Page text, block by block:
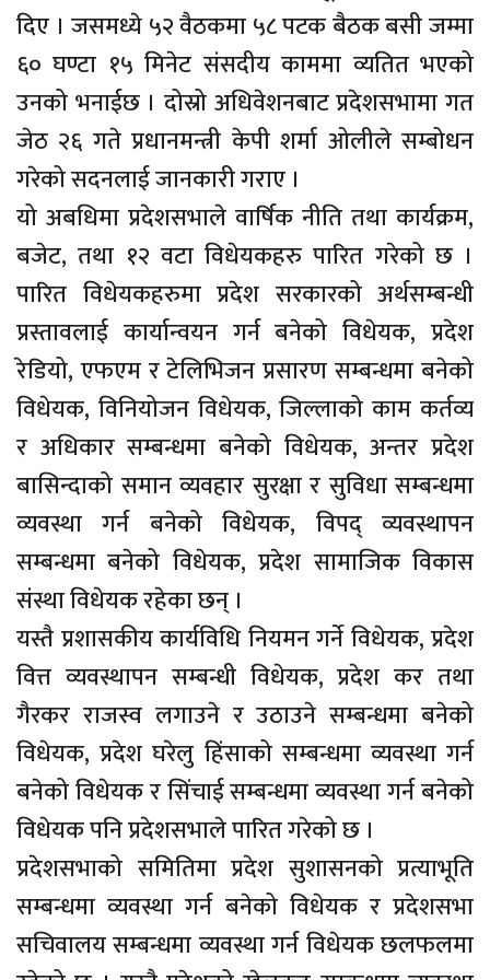
दिए । जसमध्ये ५२ वैठकमा ५८ पटक बैठक बसी जम्मा
६० घण्टा १५ मिनेट संसदीय काममा व्यतित भएको
उनको भनाईछ । दोस्रो अधिवेशनबाट प्रदेशसभामा गत
जेठ २६ गते प्रधानमन्त्री केपी शर्मा ओलीले सम्बोधन
गरेको सदनलाई जानकारी गराए ।
यो अबधिमा प्रदेशसभाले वार्षिक नीति तथा कार्यक्रम,
बजेट, तथा १२ वटा विधेयकहरु पारित गरेको छ ।
पारित विधेयकहरुमा प्रदेश सरकारको अर्थसम्बन्धी
प्रस्तावलाई कार्यान्वयन गर्न बनेको विधेयक, प्रदेश
रेडियो, एफएम र टेलिभिजन प्रसारण सम्बन्धमा बनेको
विधेयक, विनियोजन विधेयक, जिल्लाको काम कर्तव्य
र अधिकार सम्बन्धमा बनेको विधेयक, अन्तर प्रदेश
बासिन्दाको समान व्यवहार सुरक्षा र सुविधा सम्बन्धमा
व्यवस्था गर्न बनेको विधेयक, विपद् व्यवस्थापन
सम्बन्धमा बनेको विधेयक, प्रदेश सामाजिक विकास
संस्था विधेयक रहेका छन् ।
यस्तै प्रशासकीय कार्यविधि नियमन गर्ने विधेयक, प्रदेश
वित्त व्यवस्थापन सम्बन्धी विधेयक, प्रदेश कर तथा
गैरकर राजस्व लगाउने र उठाउने सम्बन्धमा बनेको
विधेयक, प्रदेश घरेलु हिंसाको सम्बन्धमा व्यवस्था गर्न
बनेको विधेयक र सिंचाई सम्बन्धमा व्यवस्था गर्न बनेको
विधेयक पनि प्रदेशसभाले पारित गरेको छ ।
प्रदेशसभाको समितिमा प्रदेश सुशासनको प्रत्याभूति
सम्बन्धमा व्यवस्था गर्न बनेको विधेयक र प्रदेशसभा
सचिवालय सम्बन्धमा व्यवस्था गर्न विधेयक छलफलमा